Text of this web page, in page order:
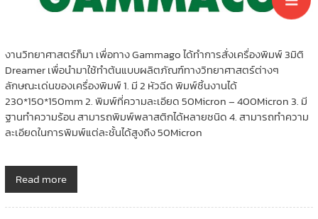
งานวิทยาศาสตร์ก็มา เพื่อทาง Gammago ได้ทำการสั่งเครื่องพิมพ์ 3มิติ
Dreamer เพื่อนำมาใช้ทำต้นแบบผลิตภัณฑ์ทางวิทยาศาสตร์ต่างๆ
ลักษณะเด่นของเครื่องพิมพ์ 1. มี 2 หัวฉีด พิมพ์ชิ้นงานได้
230*150*150mm 2. พิมพ์ที่ความละเอียด 50Micron – 400Micron 3. มี
ฐานทำความร้อน สามารถพิมพ์พลาสติกได้หลายชนิด 4. สามารถทำความ
ละเอียดในการพิมพ์แต่ละชั้นได้สูงถึง 50Micron
Read more